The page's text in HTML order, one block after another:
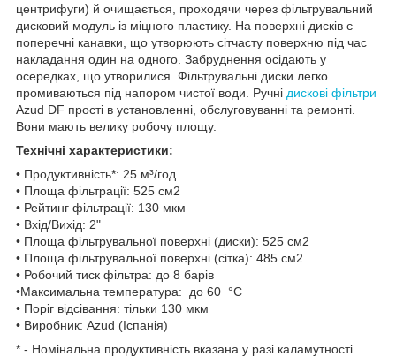
центрифуги) й очищається, проходячи через фільтрувальний
дисковий модуль із міцного пластику. На поверхні дисків є
поперечні канавки, що утворюють сітчасту поверхню під час
накладання один на одного. Забруднення осідають у
осередках, що утворилися. Фільтрувальні диски легко
промиваються під напором чистої води. Ручні дискові фільтри
Azud DF прості в установленні, обслуговуванні та ремонті.
Вони мають велику робочу площу.
Технічні характеристики:
• Продуктивність*: 25 м³/год
• Площа фільтрації: 525 см2
• Рейтинг фільтрації: 130 мкм
• Вхід/Вихід: 2"
• Площа фільтрувальної поверхні (диски): 525 см2
• Площа фільтрувальної поверхні (сітка): 485 см2
• Робочий тиск фільтра: до 8 барів
•Максимальна температура: до 60 °C
• Поріг відсівання: тільки 130 мкм
• Виробник: Azud (Іспанія)
* - Номінальна продуктивність вказана у разі каламутності